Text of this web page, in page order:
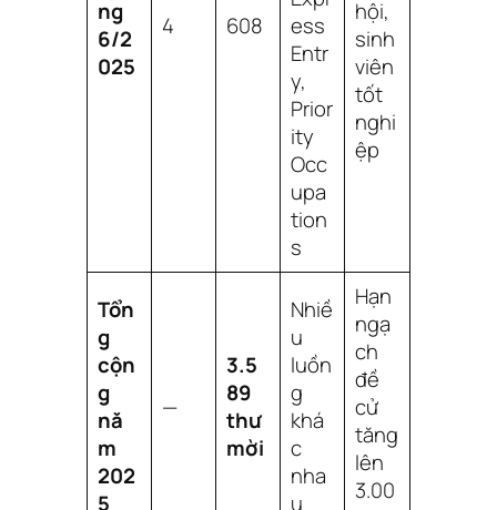
ng
6/2
025
4 608
ess
Entr
y,
Prior
ity
Occ
upa
tion
s
hội,
sinh
viên
tốt
nghi
ệp
Tổn
g
cộn
g
nă
m
202
5
—
3.5
89
thư
mời
Nhiề
u
luồn
g
khá
c
nha
u
Hạn
ngạ
ch
đề
cử
tăng
lên
3.00